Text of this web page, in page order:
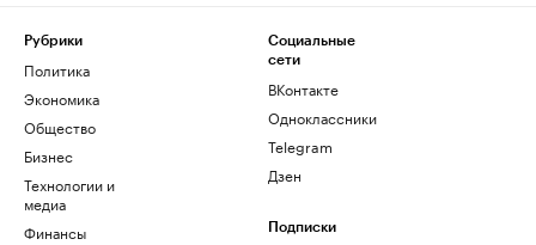
Рубрики
Политика
Экономика
Общество
Бизнес
Технологии и
медиа
Финансы
Социальные
сети
ВКонтакте
Одноклассники
Telegram
Дзен
Подписки